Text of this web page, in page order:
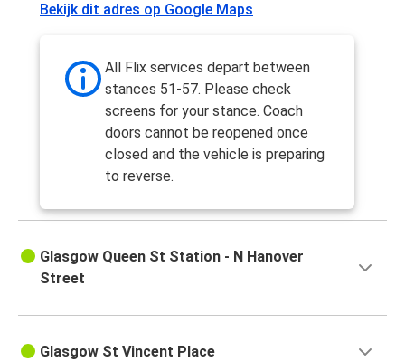
Bekijk dit adres op Google Maps
All Flix services depart between
stances 51-57. Please check
screens for your stance. Coach
doors cannot be reopened once
closed and the vehicle is preparing
to reverse.
Glasgow Queen St Station - N Hanover
Street
Glasgow St Vincent Place